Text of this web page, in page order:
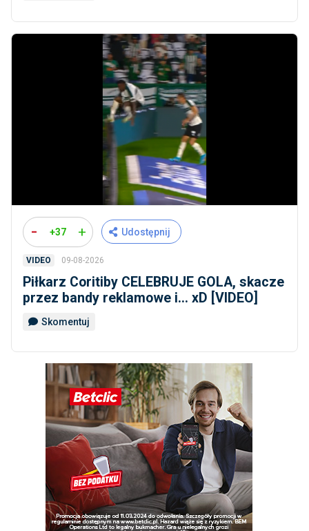
- +37 + Udostępnij
VIDEO 09-08-2026
Piłkarz Coritiby CELEBRUJE GOLA, skacze
przez bandy reklamowe i... xD [VIDEO]
Skomentuj